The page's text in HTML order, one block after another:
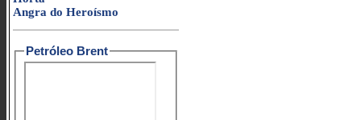
Angra do Heroísmo
Petróleo Brent